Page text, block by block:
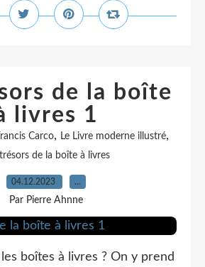
de la boîte
livres 1
Carco, Le Livre moderne illustré,
trésors de la boîte à livres
04.12.2023 …
Par Pierre Ahnne
boîtes à livres ? On y prend